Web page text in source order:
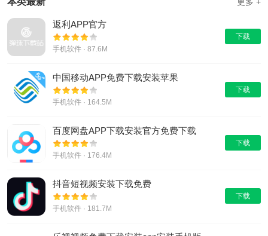
返利APP官方
手机软件 · 87.6M
下载
中国移动APP免费下载安装苹果
手机软件 · 164.5M
下载
百度网盘APP下载安装官方免费下载
手机软件 · 176.4M
下载
抖音短视频安装下载免费
手机软件 · 181.7M
下载